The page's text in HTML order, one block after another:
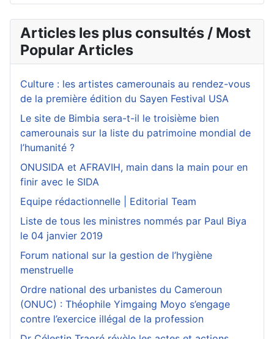
Articles les plus consultés / Most
Popular Articles
Culture : les artistes camerounais au rendez-vous
de la première édition du Sayen Festival USA
Le site de Bimbia sera-t-il le troisième bien
camerounais sur la liste du patrimoine mondial de
l’humanité ?
ONUSIDA et AFRAVIH, main dans la main pour en
finir avec le SIDA
Equipe rédactionnelle | Editorial Team
Liste de tous les ministres nommés par Paul Biya
le 04 janvier 2019
Forum national sur la gestion de l’hygiène
menstruelle
Ordre national des urbanistes du Cameroun
(ONUC) : Théophile Yimgaing Moyo s’engage
contre l’exercice illégal de la profession